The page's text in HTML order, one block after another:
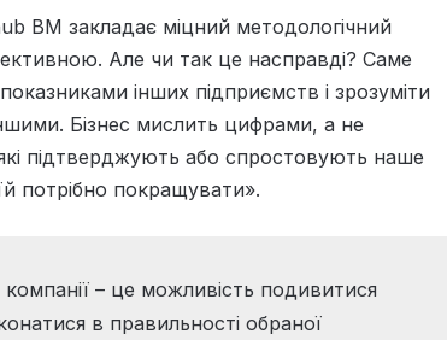
BM закладає міцний методологічний
Але чи так це насправді? Саме
інших підприємств і зрозуміти
Бізнес мислить цифрами, а не
підтверджують або спростовують наше
потрібно покращувати».
– це можливість подивитися
в правильності обраної